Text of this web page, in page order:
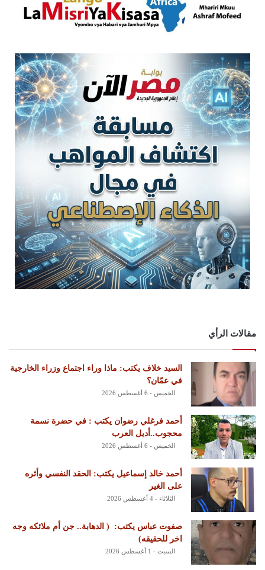
مقالات الرأي
السيد خلاف يكتب: ماذا وراء اجتماع وزراء الخارجية
في عمّان؟
الخميس - 6 أغسطس 2026
أحمد فرغلي رضوان يكتب : في حضرة نسمة
محجوب..أديل العرب
الخميس - 6 أغسطس 2026
أحمد خالد إسماعيل يكتب: الحقد النفسي وأثره
على الغير
الثلاثاء - 4 أغسطس 2026
‏صفوت عباس يكتب: ‏ ‏( الدهابة.. جن أم ملائكه وجه
اخر للحقيقه)
السبت - 1 أغسطس 2026